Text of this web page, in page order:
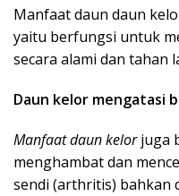
Manfaat daun daun
yaitu berfungsi untuk
secara alami dan tahan
Daun kelor mengatasi
Manfaat daun kelorjuga
menghambat dan
sendi (arthritis) bahkan